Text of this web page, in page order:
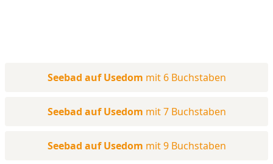
Seebad auf Usedom mit 6 Buchstaben
Seebad auf Usedom mit 7 Buchstaben
Seebad auf Usedom mit 9 Buchstaben